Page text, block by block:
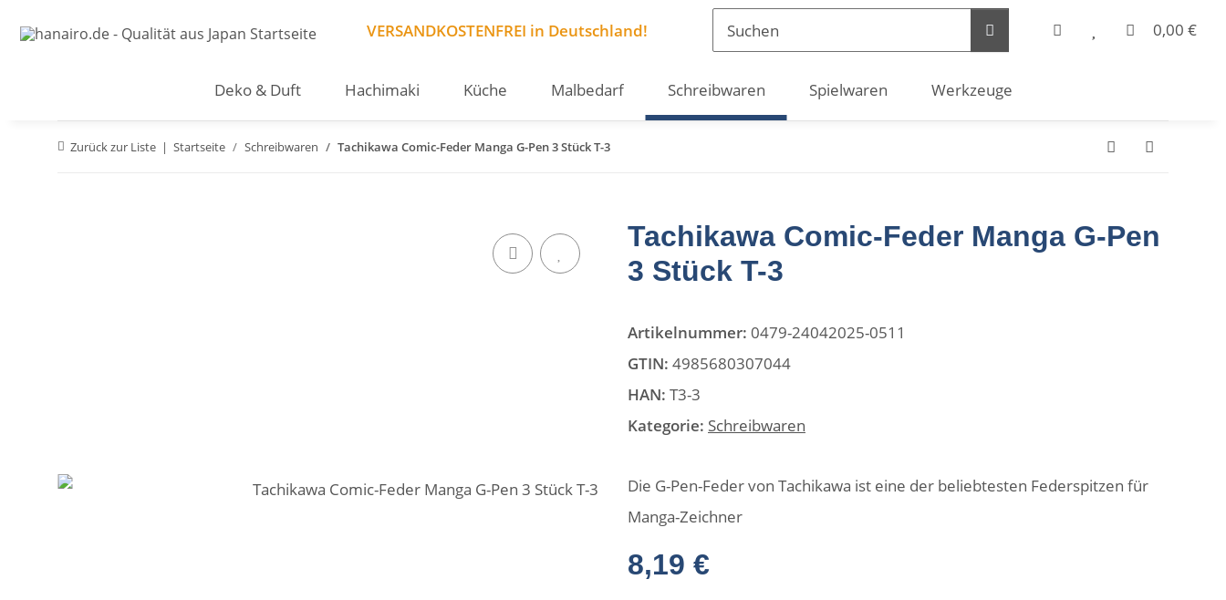
VERSANDKOSTENFREI in Deutschland! 0,00 €
Deko & Duft Hachimaki Küche Malbedarf Schreibwaren Spielwaren Werkzeuge
Zurück zur Liste Startseite Schreibwaren Tachikawa Comic-Feder Manga G-Pen 3 Stück T-3
Tachikawa Comic-Feder Manga G-Pen
3 Stück T-3
Artikelnummer: 0479-24042025-0511
GTIN: 4985680307044
HAN: T3-3
Kategorie: Schreibwaren
Die G-Pen-Feder von Tachikawa ist eine der beliebtesten Federspitzen für
Manga-Zeichner
8,19 €